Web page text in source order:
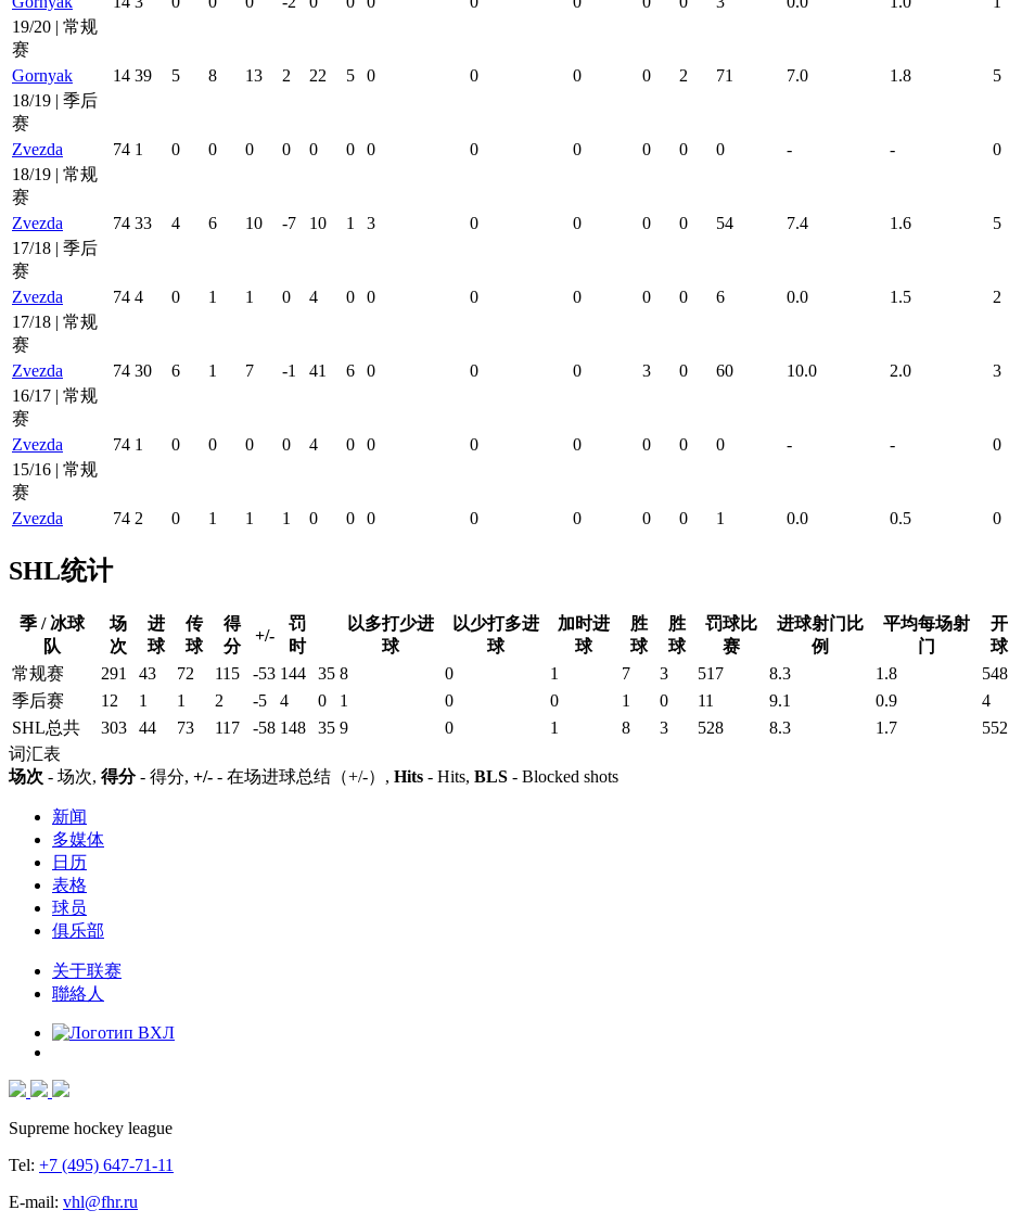
19/20 | 常规
赛
Gornyak
14 39 5 8 13 2 22 5 0 0 0 0 2 71 7.0 1.8 5
18/19 | 季后
赛
Zvezda
74 1 0 0 0 0 0 0 0 0 0 0 0 0 - - 0
18/19 | 常规
赛
Zvezda
74 33 4 6 10 -7 10 1 3 0 0 0 0 54 7.4 1.6 5
17/18 | 季后
赛
Zvezda
74 4 0 1 1 0 4 0 0 0 0 0 0 6 0.0 1.5 2
17/18 | 常规
赛
Zvezda
74 30 6 1 7 -1 41 6 0 0 0 3 0 60 10.0 2.0 3
16/17 | 常规
赛
Zvezda
74 1 0 0 0 0 4 0 0 0 0 0 0 0 - - 0
15/16 | 常规
赛
Zvezda
74 2 0 1 1 1 0 0 0 0 0 0 0 1 0.0 0.5 0
SHL统计
季 / 冰球
队
场
次
进
球
传
球
得
分
+/-
罚
时
以多打少进
球
以少打多进
球
加时进
球
胜
球
胜
球
罚球比
赛
进球射门比
例
平均每场射
门
开
球
常规赛 291 43 72 115 -53 144 35 8 0 1 7 3 517 8.3 1.8 548
季后赛
12 1 1 2 -5 4 0 1 0 0 1 0 11 9.1 0.9 4
SHL总共
303 44 73 117 -58 148 35 9 0 1 8 3 528 8.3 1.7 552
词汇表
场次 - 场次, 得分- 得分, +/- - 在场进球总结（+/-）, Hits - Hits, BLS - Blocked shots
新闻
多媒体
日历
表格
球员
俱乐部
关于联赛
聯絡人
Supreme hockey league
Tel: +7 (495) 647-71-11
E-mail: vhl@fhr.ru